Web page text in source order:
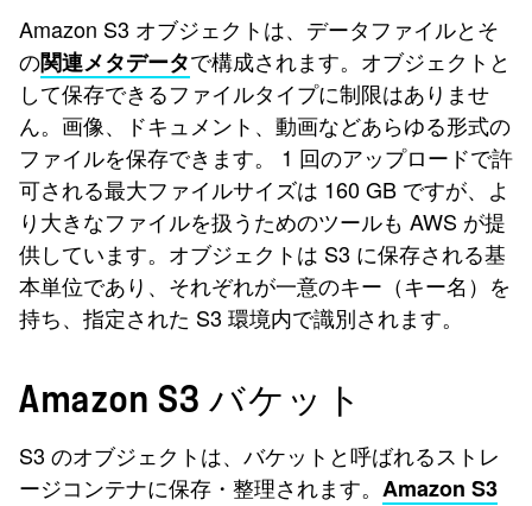
Amazon S3 オブジェクトは、データファイルとそ
の関連メタデータで構成されます。オブジェクトと
して保存できるファイルタイプに制限はありませ
ん。画像、ドキュメント、動画などあらゆる形式の
ファイルを保存できます。 1 回のアップロードで許
可される最大ファイルサイズは 160 GB ですが、よ
り大きなファイルを扱うためのツールも AWS が提
供しています。オブジェクトは S3 に保存される基
本単位であり、それぞれが一意のキー（キー名）を
持ち、指定された S3 環境内で識別されます。
Amazon S3 バケット
S3 のオブジェクトは、バケットと呼ばれるストレ
ージコンテナに保存・整理されます。 Amazon S3